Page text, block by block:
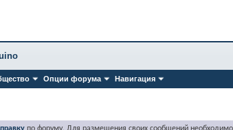
Опции форума Навигация